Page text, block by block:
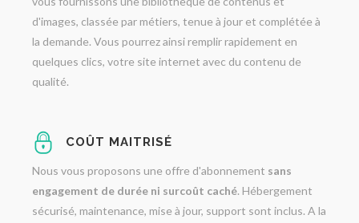
d'images, classée par métiers, tenue à jour et complétée à
la demande. Vous pourrez ainsi remplir rapidement en
quelques clics, votre site internet avec du contenu de
qualité.
COÛT MAITRISÉ
Nous vous proposons une offre d'abonnement sans
engagement de durée ni surcoût caché. Hébergement
sécurisé, maintenance, mise à jour, support sont inclus. A la